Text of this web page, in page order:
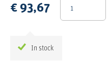
€ 93,67
In stock